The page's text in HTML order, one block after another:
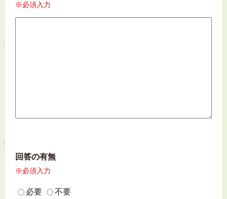
※必須入力
回答の有無
※必須入力
必要 不要